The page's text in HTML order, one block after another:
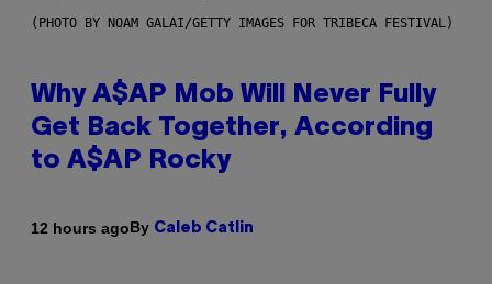
(PHOTO BY NOAM GALAI/GETTY IMAGES FOR TRIBECA FESTIVAL)
Why A$AP Mob Will Never Fully
Get Back Together, According
to A$AP Rocky
12 hours agoBy Caleb Catlin